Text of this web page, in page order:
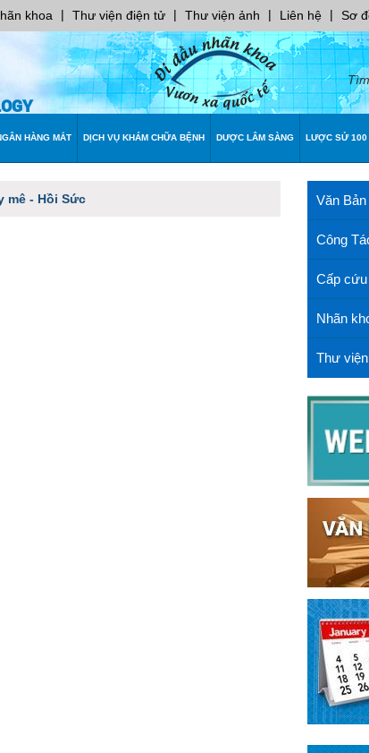
khoa | Thư viện điện tử | Thư viện ảnh | Liên hệ | Sơ
HÀNG MẮT DỊCH VỤ KHÁM CHỮA BỆNH DƯỢC LÂM SÀNG LƯỢC SỬ 100
mê - Hồi Sức Văn
Công
Cấp
Nhãn
Thư